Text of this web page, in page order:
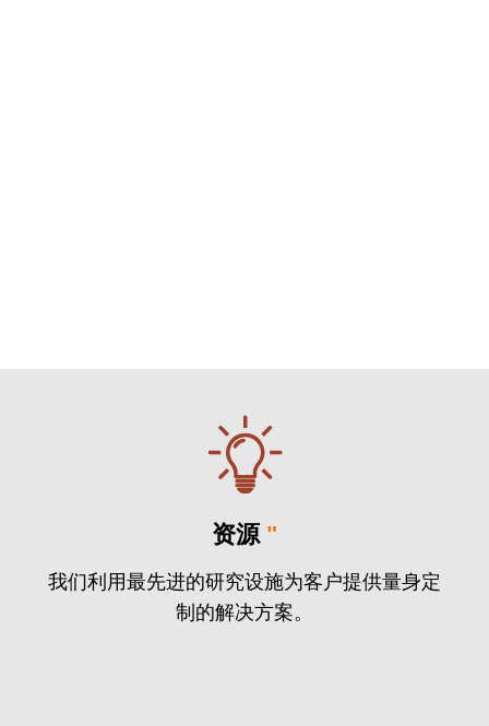
资源 "
我们利用最先进的研究设施为客户提供量身定
制的解决方案。